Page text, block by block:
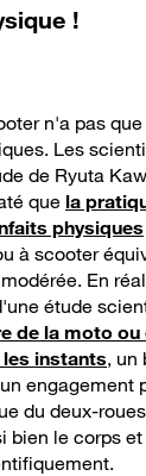
!
n'a pas
Les
de Ryuta
que la
physiques
à scooter
En
étude
de la moto
instants, un
engagement
du deux-
bien le corps